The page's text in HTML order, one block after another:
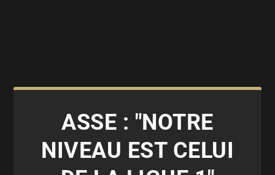
ASSE : "NOTRE
NIVEAU EST CELUI